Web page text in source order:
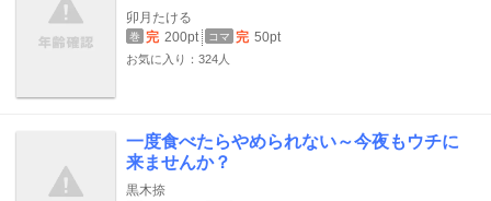
卯月たける
巻 完 200pt コマ 完 50pt
お気に入り：324人
一度食べたらやめられない～今夜もウチに
来ませんか？
黒木捺